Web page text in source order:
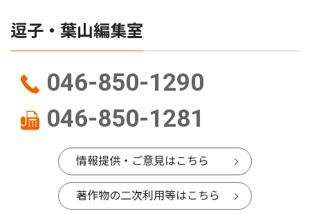
逗子・葉山編集室
046-850-1290
046-850-1281
情報提供・ご意見はこちら
著作物の二次利用等はこちら